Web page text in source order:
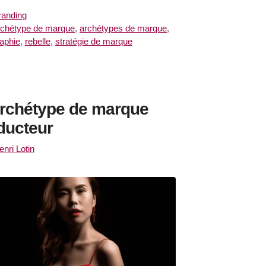
de marque,archétypes de marque,
, rebelle, stratégie de marque
de marque
Lotin